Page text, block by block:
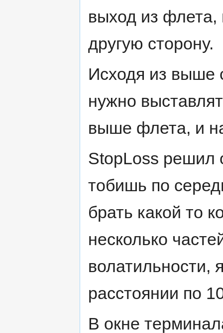
выход из флета,
другую сторону.
Исходя из выше
нужно
выше флета, и
StopLoss решил
тобишь по
брать какой то
несколько
волатильности,
расстоянии по
В окне